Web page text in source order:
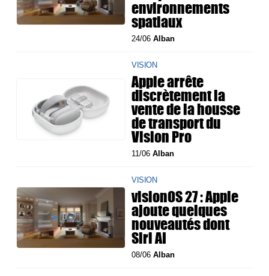
environnements
spatiaux
24/06Alban
VISION
Apple arrête
discrètement la
vente de la housse
de transport du
Vision Pro
11/06Alban
VISION
visionOS 27 : Apple
ajoute quelques
nouveautés dont
Siri AI
08/06Alban